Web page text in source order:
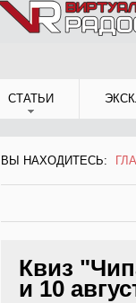
СТАТЬИ
ВЫ НАХОДИТЕСЬ:
ВЫ
Квиз
и 10